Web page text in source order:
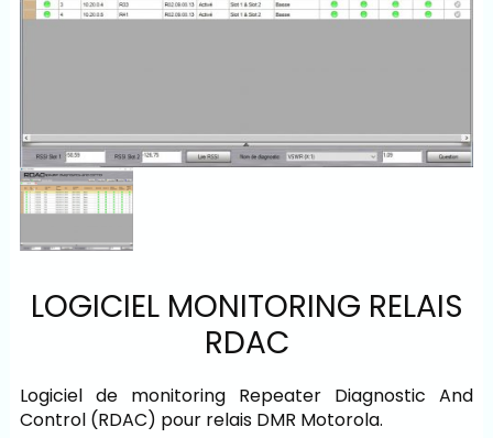
LOGICIEL MONITORING RELAIS
RDAC
Logiciel de monitoring Repeater Diagnostic And
Control (RDAC) pour relais DMR Motorola.